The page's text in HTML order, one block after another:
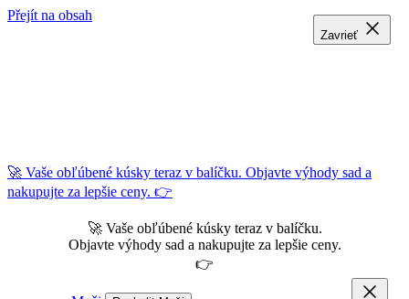
Přejít na obsah
🚀 Vaše obľúbené kúsky teraz v balíčku. Objavte výhody sad a
nakupujte za lepšie ceny. 👉
🚀 Vaše obľúbené kúsky teraz v balíčku.
Objavte výhody sad a nakupujte za lepšie ceny.
👉
Zavrieť
Zavrieť
Zavrieť